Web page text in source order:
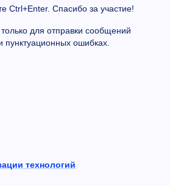
Ctrl+Enter. Спасибо за участие!
для отправки сообщений
пунктуационных ошибках.
технологий